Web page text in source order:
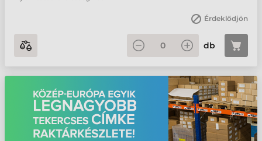
Érdeklődjön
db